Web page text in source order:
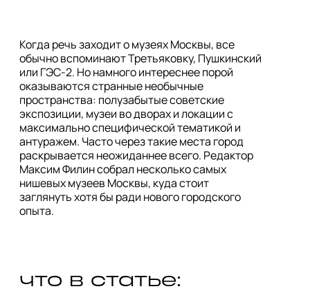
Когда речь заходит о музеях Москвы, все
обычно вспоминают Третьяковку, Пушкинский
или ГЭС-2. Но намного интереснее порой
оказываются странные необычные
пространства: полузабытые советские
экспозиции, музеи во дворах и локации с
максимально специфической тематикой и
антуражем. Часто через такие места город
раскрывается неожиданнее всего. Редактор
Максим Филин собрал несколько самых
нишевых музеев Москвы, куда стоит
заглянуть хотя бы ради нового городского
опыта.
что в статье: